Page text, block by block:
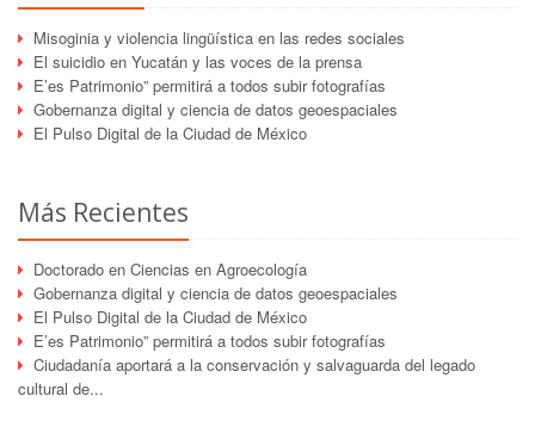
Misoginia y violencia lingüística en las redes sociales
El suicidio en Yucatán y las voces de la prensa
E’es Patrimonio” permitirá a todos subir fotografías
Gobernanza digital y ciencia de datos geoespaciales
El Pulso Digital de la Ciudad de México
Más Recientes
Doctorado en Ciencias en Agroecología
Gobernanza digital y ciencia de datos geoespaciales
El Pulso Digital de la Ciudad de México
E’es Patrimonio” permitirá a todos subir fotografías
Ciudadanía aportará a la conservación y salvaguarda del legado
cultural de...